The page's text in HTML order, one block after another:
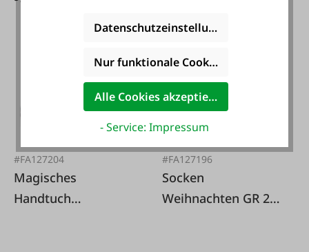
#FA127204
Magisches
Handtuch
#FA127196
Socken
Weihnachten GR 22-
Datenschutzeinstellungen
Nur funktionale Cookies akzeptieren
Alle Cookies akzeptieren
- Service: Impressum